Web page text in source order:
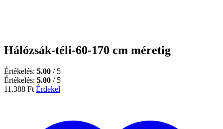
Hálózsák-téli-60-170 cm méretig
Értékelés: 5.00 / 5
Értékelés: 5.00 / 5
11.388 Ft Érdekel